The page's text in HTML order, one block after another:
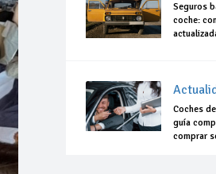
Seguros
coche:
Coches
guía
comprar